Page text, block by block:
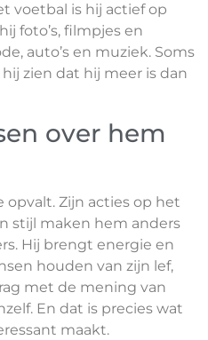
voetbal is hij actief op
foto’s, filmpjes en
auto’s en muziek. Soms
zien dat hij meer is dan
over hem
opvalt. Zijn acties op het
stijl maken hem anders
Hij brengt energie en
houden van zijn lef,
met de mening van
En dat is precies wat
maakt.